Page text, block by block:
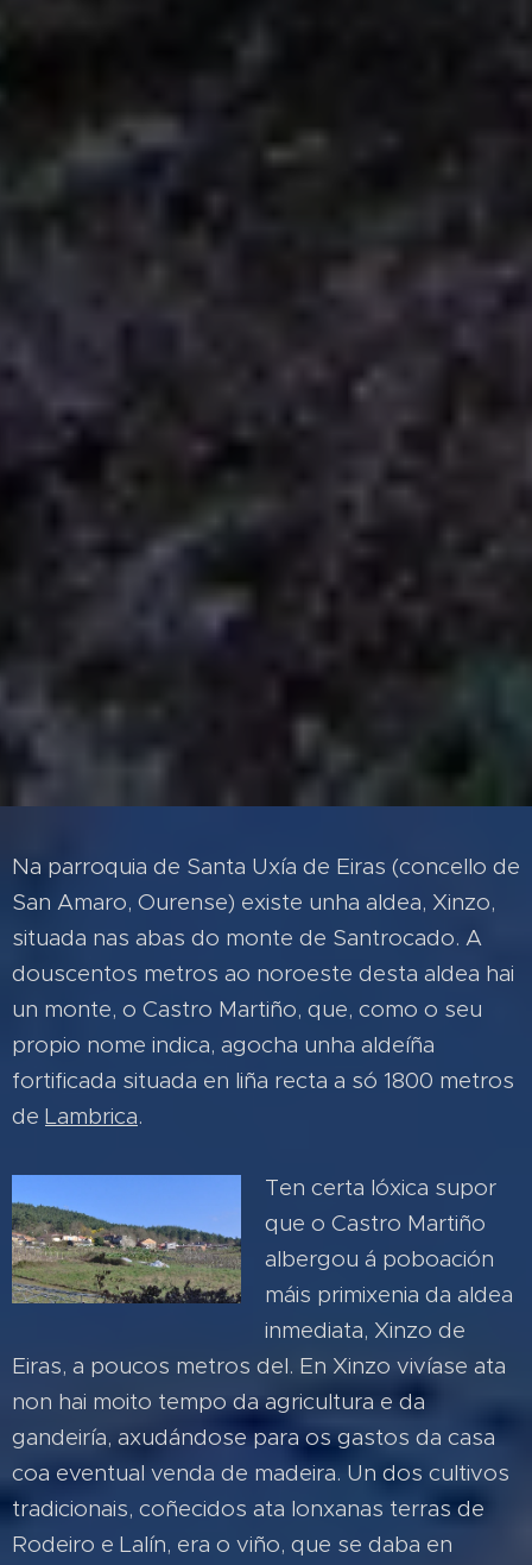
Na parroquia de Santa Uxía de Eiras (concello de
San Amaro, Ourense) existe unha aldea, Xinzo,
situada nas abas do monte de Santrocado. A
douscentos metros ao noroeste desta aldea hai
un monte, o Castro Martiño, que, como o seu
propio nome indica, agocha unha aldeíña
fortificada situada en liña recta a só 1800 metros
de Lambrica.
Ten certa lóxica supor
que o Castro Martiño
albergou á poboación
máis primixenia da aldea
inmediata, Xinzo de
Eiras, a poucos metros del. En Xinzo vivíase ata
non hai moito tempo da agricultura e da
gandeiría, axudándose para os gastos da casa
coa eventual venda de madeira. Un dos cultivos
tradicionais, coñecidos ata lonxanas terras de
Rodeiro e Lalín, era o viño, que se daba en